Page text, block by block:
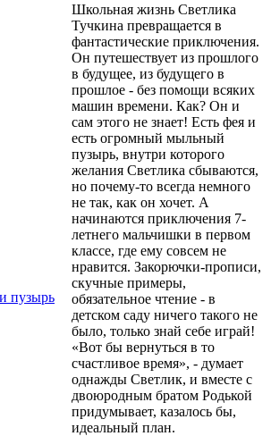
Школьная жизнь Светлика
Тучкина превращается в
фантастические приключения.
Он путешествует из прошлого
в будущее, из будущего в
прошлое - без помощи всяких
машин времени. Как? Он и
сам этого не знает! Есть фея и
есть огромный мыльный
пузырь, внутри которого
желания Светлика сбываются,
но почему-то всегда немного
не так, как он хочет. А
начинаются приключения 7-
летнего мальчишки в первом
классе, где ему совсем не
нравится. Закорючки-прописи,
скучные примеры,
обязательное чтение - в
детском саду ничего такого не
было, только знай себе играй!
«Вот бы вернуться в то
счастливое время», - думает
однажды Светлик, и вместе с
двоюродным братом Родькой
придумывает, казалось бы,
идеальный план.